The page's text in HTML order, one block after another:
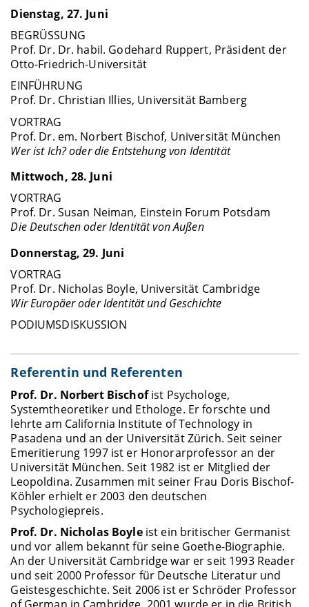
Dienstag, 27. Juni
BEGRÜSSUNG
Prof. Dr. Dr. habil. Godehard Ruppert, Präsident der
Otto-Friedrich-Universität
EINFÜHRUNG
Prof. Dr. Christian Illies, Universität Bamberg
VORTRAG
Prof. Dr. em. Norbert Bischof, Universität München
Wer ist Ich? oder die Entstehung von Identität
Mittwoch, 28. Juni
VORTRAG
Prof. Dr. Susan Neiman, Einstein Forum Potsdam
Die Deutschen oder Identität von Außen
Donnerstag, 29. Juni
VORTRAG
Prof. Dr. Nicholas Boyle, Universität Cambridge
Wir Europäer oder Identität und Geschichte
PODIUMSDISKUSSION
Referentin und Referenten
Prof. Dr. Norbert Bischofist Psychologe,
Systemtheoretiker und Ethologe. Er forschte und
lehrte am California Institute of Technology in
Pasadena und an der Universität Zürich. Seit seiner
Emeritierung 1997 ist er Honorarprofessor an der
Universität München. Seit 1982 ist er Mitglied der
Leopoldina. Zusammen mit seiner Frau Doris Bischof-
Köhler erhielt er 2003 den deutschen
Psychologiepreis.
Prof. Dr. Nicholas Boyleist ein britischer Germanist
und vor allem bekannt für seine Goethe-Biographie.
An der Universität Cambridge war er seit 1993 Reader
und seit 2000 Professor für Deutsche Literatur und
Geistesgeschichte. Seit 2006 ist er Schröder Professor